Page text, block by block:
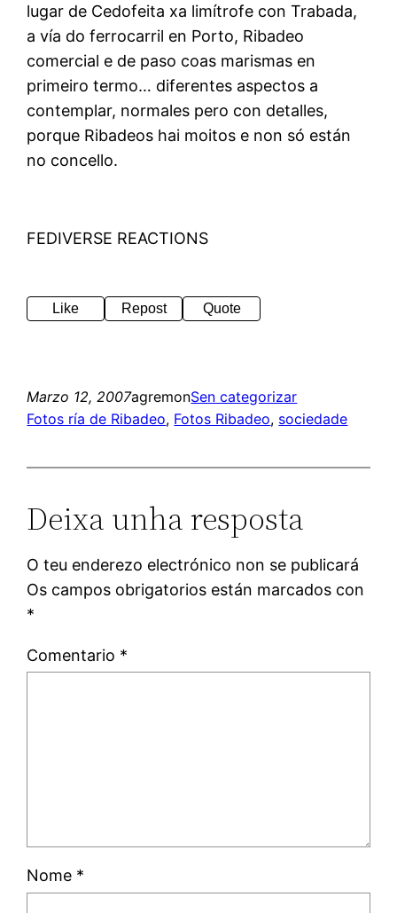
lugar de Cedofeita xa limítrofe con Trabada,
a vía do ferrocarril en Porto, Ribadeo
comercial e de paso coas marismas en
primeiro termo… diferentes aspectos a
contemplar, normales pero con detalles,
porque Ribadeos hai moitos e non só están
no concello.
FEDIVERSE REACTIONS
Like Repost Quote
Marzo 12, 2007agremonSen categorizar
Fotos ría de Ribadeo, Fotos Ribadeo, sociedade
Deixa unha resposta
O teu enderezo electrónico non se publicará
Os campos obrigatorios están marcados con
*
Comentario *
Nome *